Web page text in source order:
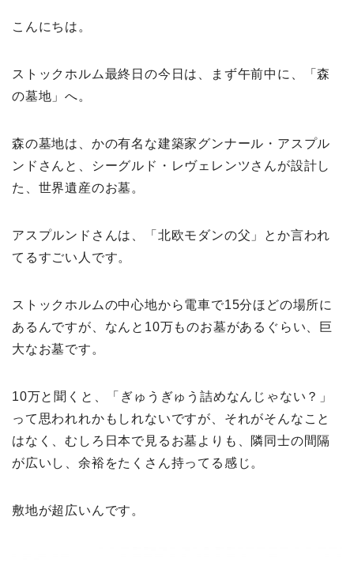
こんにちは。
ストックホルム最終日の今日は、まず午前中に、「森
の墓地」へ。
森の墓地は、かの有名な建築家グンナール・アスプル
ンドさんと、シーグルド・レヴェレンツさんが設計し
た、世界遺産のお墓。
アスプルンドさんは、「北欧モダンの父」とか言われ
てるすごい人です。
ストックホルムの中心地から電車で15分ほどの場所に
あるんですが、なんと10万ものお墓があるぐらい、巨
大なお墓です。
10万と聞くと、「ぎゅうぎゅう詰めなんじゃない？」
って思われれかもしれないですが、それがそんなこと
はなく、むしろ日本で見るお墓よりも、隣同士の間隔
が広いし、余裕をたくさん持ってる感じ。
敷地が超広いんです。